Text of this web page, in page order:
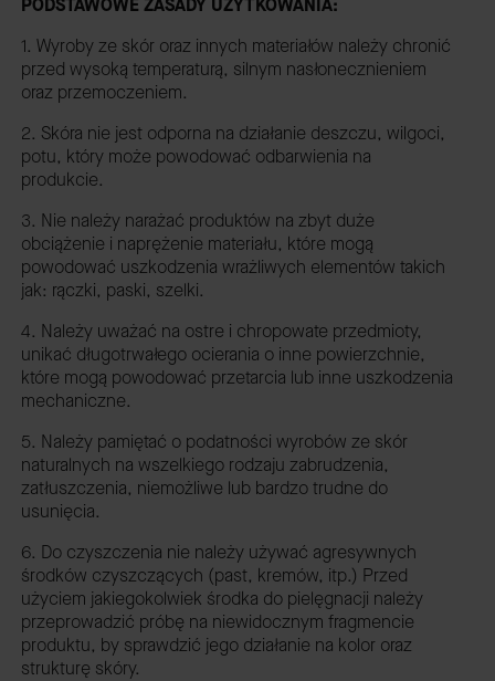
1. Wyroby ze skór oraz innych materiałów należy chronić
przed wysoką temperaturą, silnym nasłonecznieniem
oraz przemoczeniem.
2. Skóra nie jest odporna na działanie deszczu, wilgoci,
potu, który może powodować odbarwienia na
produkcie.
3. Nie należy narażać produktów na zbyt duże
obciążenie i naprężenie materiału, które mogą
powodować uszkodzenia wrażliwych elementów takich
jak: rączki, paski, szelki.
4. Należy uważać na ostre i chropowate przedmioty,
unikać długotrwałego ocierania o inne powierzchnie,
które mogą powodować przetarcia lub inne uszkodzenia
mechaniczne.
5. Należy pamiętać o podatności wyrobów ze skór
naturalnych na wszelkiego rodzaju zabrudzenia,
zatłuszczenia, niemożliwe lub bardzo trudne do
usunięcia.
6. Do czyszczenia nie należy używać agresywnych
środków czyszczących (past, kremów, itp.) Przed
użyciem jakiegokolwiek środka do pielęgnacji należy
przeprowadzić próbę na niewidocznym fragmencie
produktu, by sprawdzić jego działanie na kolor oraz
strukturę skóry.